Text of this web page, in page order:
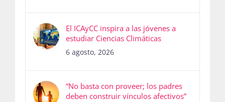
El ICAyCC inspira a las jóvenes a
estudiar Ciencias Climáticas
6 agosto, 2026
“No basta con proveer; los padres
deben construir vínculos afectivos”